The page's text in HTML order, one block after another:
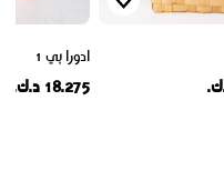
ادورا بي 1
18.275 د.ك.